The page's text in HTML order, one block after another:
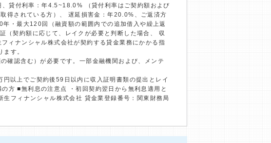
貸付利率：年4.5~18.0% （貸付利率はご契約額および
得されている方）、 遅延損害金：年20.0%、ご返済方
・最大120回（融資額の範囲内での追加借入や繰上返
（契約額に応じて、レイクが必要と判断した場合、 収
ィナンシャル株式会社が契約する貸金業務にかかる指
す。
確認含む）が必要です。一部金融機関および、メンテ
以上でご契約後59日以内に収入証明書類の提出とレイ
■無利息の注意点 ・初回契約翌日から無利息適用と
フィナンシャル株式会社 貸金業登録番号：関東財務局